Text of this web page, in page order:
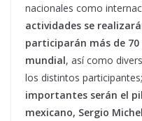
nacionales como
actividades se
participarán más de
mundial, así como
los distintos participantes;
importantes serán el
mexicano, Sergio